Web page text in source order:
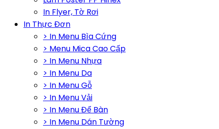
In Flyer, Tờ Rơi
In Thực Đơn
> In Menu Bìa Cứng
> Menu Mica Cao Cấp
> In Menu Nhựa
> In Menu Da
> In Menu Gỗ
> In Menu Vải
> In Menu Để Bàn
> In Menu Dán Tường